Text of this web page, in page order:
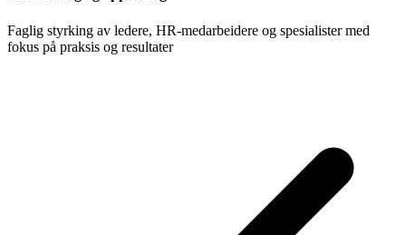
Faglig styrking av ledere, HR-medarbeidere og spesialister med
fokus på praksis og resultater